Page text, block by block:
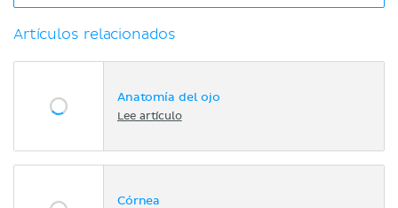
Artículos relacionados
Anatomía del ojo
Lee artículo
Córnea